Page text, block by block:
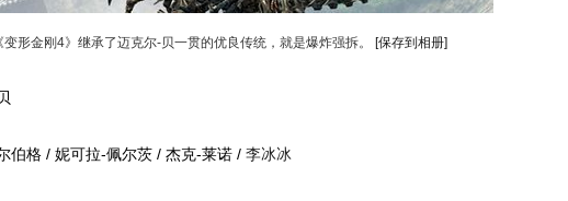
《变形金刚4》继承了迈克尔-贝一贯的优良传统，就是爆炸强拆。 [保存到相册]
格 / 妮可拉-佩尔茨 / 杰克-莱诺 / 李冰冰